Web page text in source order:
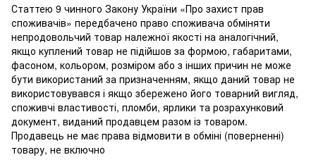
Статтею 9 чинного Закону України «Про захист прав
споживачів» передбачено право споживача обміняти
непродовольчий товар належної якості на аналогічний,
якщо куплений товар не підійшов за формою, габаритами,
фасоном, кольором, розміром або з інших причин не може
бути використаний за призначенням, якщо даний товар не
використовувався і якщо збережено його товарний вигляд,
споживчі властивості, пломби, ярлики та розрахунковий
документ, виданий продавцем разом із товаром.
Продавець не має права відмовити в обміні (поверненні)
товару, не включно